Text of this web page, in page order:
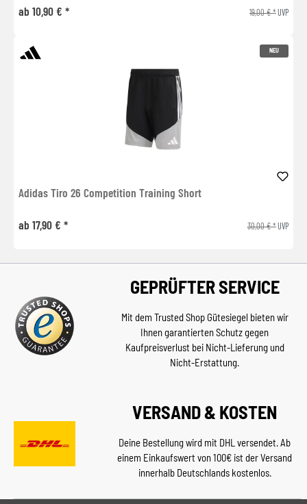
ab 10,90 € * 19,00 € *UVP
NEU
Adidas Tiro 26 Competition Training Short
ab 17,90 € * 30,00 € *UVP
GEPRÜFTER SERVICE
Mit dem Trusted Shop Gütesiegel bieten wir
Ihnen garantierten Schutz gegen
Kaufpreisverlust bei Nicht-Lieferung und
Nicht-Erstattung.
VERSAND & KOSTEN
Deine Bestellung wird mit DHL versendet. Ab
einem Einkaufswert von 100€ ist der Versand
innerhalb Deutschlands kostenlos.